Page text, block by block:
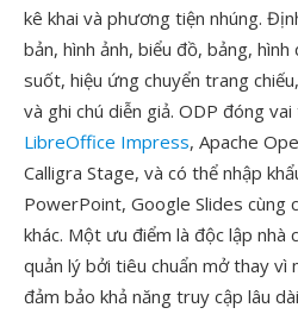
kê khai và phương tiện nhúng.
bản, hình ảnh, biểu đồ, bảng,
suốt, hiệu ứng chuyển trang
và ghi chú diễn giả. ODP đóng
LibreOffice Impress, Apache
Calligra Stage, và có thể nhập
PowerPoint, Google Slides cùng
khác. Một ưu điểm là độc lập
quản lý bởi tiêu chuẩn mở thay vì
đảm bảo khả năng truy cập lâu